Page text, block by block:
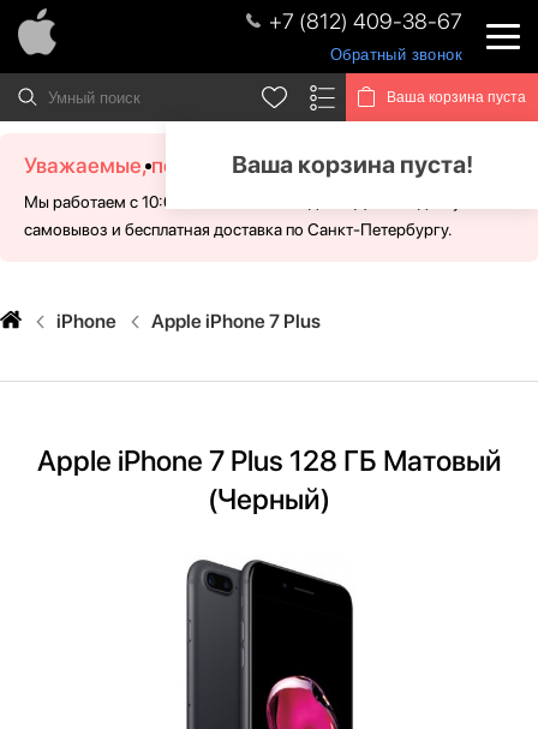
+7 (812) 409-38-67
Обратный звонок
Ваша корзина пуста
Ваша корзина пуста!
Уважаемые, посетители!
Мы работаем с 10:00 - 21:00 без выходных. Для Вас доступен
самовывоз и бесплатная доставка по Санкт-Петербургу.
iPhone Apple iPhone 7 Plus
Apple iPhone 7 Plus 128 ГБ Матовый
(Черный)